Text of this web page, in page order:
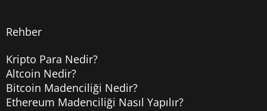
Rehber
Kripto Para Nedir?
Altcoin Nedir?
Bitcoin Madenciliği Nedir?
Ethereum Madenciliği Nasıl Yapılır?